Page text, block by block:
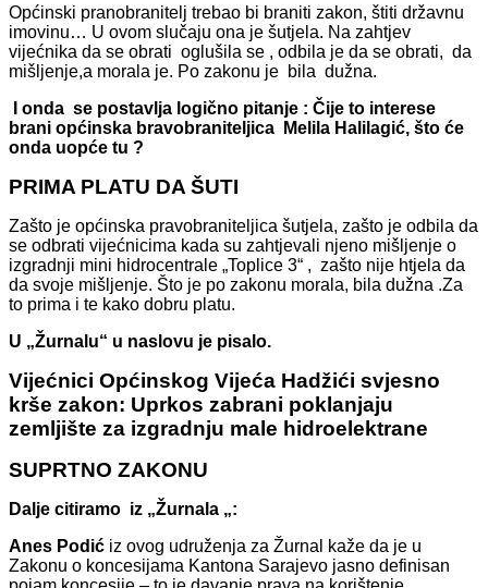
Općinski pranobranitelj trebao bi braniti zakon, štiti državnu
imovinu… U ovom slučaju ona je šutjela. Na zahtjev
vijećnika da se obrati oglušila se , odbila je da se obrati, da
mišljenje,a morala je. Po zakonu je bila dužna.
I onda se postavlja logično pitanje : Čije to interese
brani općinska bravobraniteljica Melila Halilagić, što će
onda uopće tu ?
PRIMA PLATU DA ŠUTI
Zašto je općinska pravobraniteljica šutjela, zašto je odbila da
se odbrati vijećnicima kada su zahtjevali njeno mišljenje o
izgradnji mini hidrocentrale „Toplice 3“ , zašto nije htjela da
da svoje mišljenje. Što je po zakonu morala, bila dužna .Za
to prima i te kako dobru platu.
U „Žurnalu“ u naslovu je pisalo.
Vijećnici Općinskog Vijeća Hadžići svjesno
krše zakon: Uprkos zabrani poklanjaju
zemljište za izgradnju male hidroelektrane
SUPRTNO ZAKONU
Dalje citiramo iz „Žurnala „:
Anes Podić iz ovog udruženja za Žurnal kaže da je u
Zakonu o koncesijama Kantona Sarajevo jasno definisan